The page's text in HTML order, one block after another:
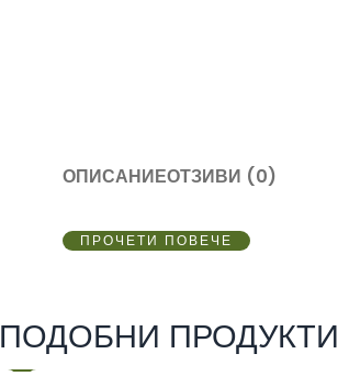
ОПИСАНИЕОТЗИВИ (0)
ПРОЧЕТИ ПОВЕЧЕ
ПОДОБНИ ПРОДУКТИ